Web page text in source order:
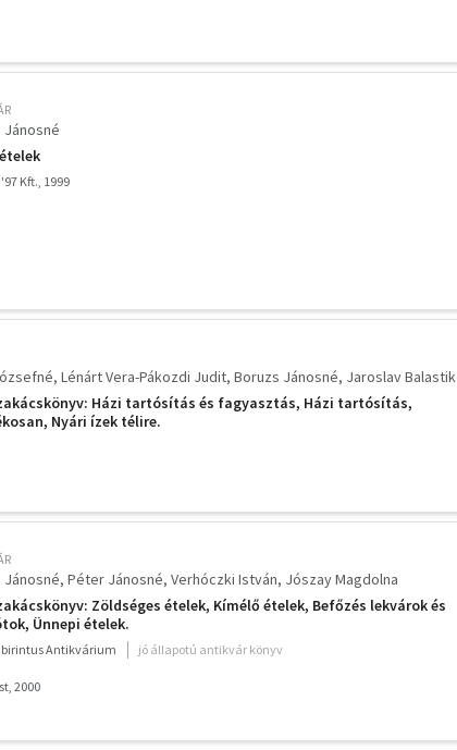
Jánosné
Kft., 1999
Lénárt Vera-Pákozdi Judit Boruzs Jánosné Jaroslav Balastik
Házi tartósítás és fagyasztás, Házi tartósítás,
Nyári ízek télire.
Jánosné Péter Jánosné Verhóczki István Jószay Magdolna
Zöldséges ételek, Kímélő ételek, Befőzés lekvárok és
Ünnepi ételek.
Antikvárium jó állapotú antikvár könyv
2000